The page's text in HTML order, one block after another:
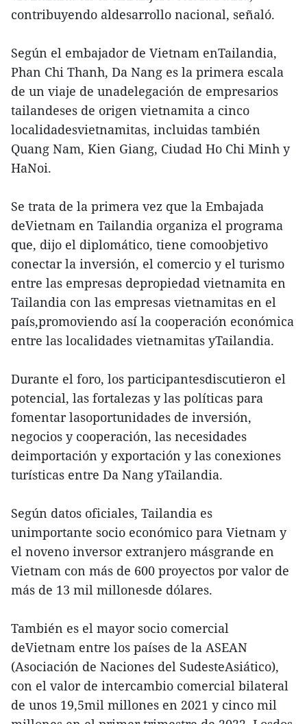
contribuyendo aldesarrollo nacional, señaló.
Según el embajador de Vietnam enTailandia,
Phan Chi Thanh, Da Nang es la primera escala
de un viaje de unadelegación de empresarios
tailandeses de origen vietnamita a cinco
localidadesvietnamitas, incluidas también
Quang Nam, Kien Giang, Ciudad Ho Chi Minh y
HaNoi.
Se trata de la primera vez que la Embajada
deVietnam en Tailandia organiza el programa
que, dijo el diplomático, tiene comoobjetivo
conectar la inversión, el comercio y el turismo
entre las empresas depropiedad vietnamita en
Tailandia con las empresas vietnamitas en el
país,promoviendo así la cooperación económica
entre las localidades vietnamitas yTailandia.
Durante el foro, los participantesdiscutieron el
potencial, las fortalezas y las políticas para
fomentar lasoportunidades de inversión,
negocios y cooperación, las necesidades
deimportación y exportación y las conexiones
turísticas entre Da Nang yTailandia.
Según datos oficiales, Tailandia es
unimportante socio económico para Vietnam y
el noveno inversor extranjero másgrande en
Vietnam con más de 600 proyectos por valor de
más de 13 mil millonesde dólares.
También es el mayor socio comercial
deVietnam entre los países de la ASEAN
(Asociación de Naciones del SudesteAsiático),
con el valor de intercambio comercial bilateral
de unos 19,5mil millones en 2021 y cinco mil